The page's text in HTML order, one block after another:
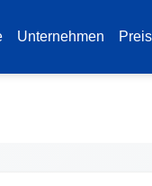
Unternehmen